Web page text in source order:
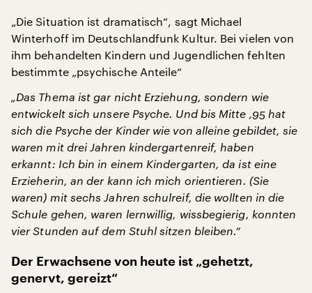
„Die Situation ist dramatisch“, sagt Michael
Winterhoff im Deutschlandfunk Kultur. Bei vielen von
ihm behandelten Kindern und Jugendlichen fehlten
bestimmte „psychische Anteile“
„Das Thema ist gar nicht Erziehung, sondern wie
entwickelt sich unsere Psyche. Und bis Mitte ‚95 hat
sich die Psyche der Kinder wie von alleine gebildet, sie
waren mit drei Jahren kindergartenreif, haben
erkannt: Ich bin in einem Kindergarten, da ist eine
Erzieherin, an der kann ich mich orientieren. (Sie
waren) mit sechs Jahren schulreif, die wollten in die
Schule gehen, waren lernwillig, wissbegierig, konnten
vier Stunden auf dem Stuhl sitzen bleiben.“
Der Erwachsene von heute ist „gehetzt,
genervt, gereizt“